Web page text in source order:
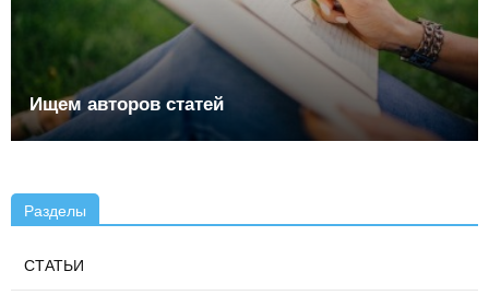
Ищем авторов статей
Разделы
СТАТЬИ